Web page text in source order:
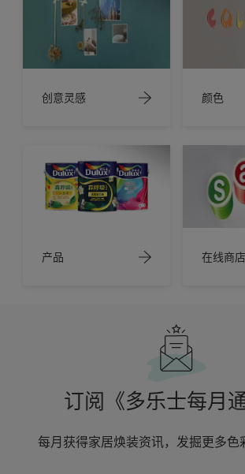
创意灵感 颜色
产品 在线商店
订阅《多乐士每月通
每月获得家居焕装资讯，发掘更多色